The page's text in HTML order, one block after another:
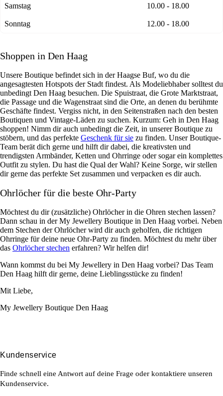
Samstag 10.00 - 18.00
Sonntag 12.00 - 18.00
Shoppen in Den Haag
Unsere Boutique befindet sich in der Haagse Buf, wo du die
angesagtesten Hotspots der Stadt findest. Als Modeliebhaber solltest du
unbedingt Den Haag besuchen. Die Spuistraat, die Grote Marktstraat,
die Passage und die Wagenstraat sind die Orte, an denen du berühmte
Geschäfte findest. Vergiss nicht, in den Seitenstraßen nach den besten
Boutiquen und Vintage-Läden zu suchen. Kurzum: Geh in Den Haag
shoppen! Nimm dir auch unbedingt die Zeit, in unserer Boutique zu
stöbern, und das perfekte Geschenk für sie zu finden. Unser Boutique-
Team berät dich gerne und hilft dir dabei, die kreativsten und
trendigsten Armbänder, Ketten und Ohrringe oder sogar ein komplettes
Outfit zu stylen. Du hast die Qual der Wahl? Keine Sorge, wir stellen
dir gerne das perfekte Set zusammen und verpacken es dir auch.
Ohrlöcher für die beste Ohr-Party
Möchtest du dir (zusätzliche) Ohrlöcher in die Ohren stechen lassen?
Dann schau in der My Jewellery Boutique in Den Haag vorbei. Neben
dem Stechen der Ohrlöcher wird dir auch geholfen, die richtigen
Ohrringe für deine neue Ohr-Party zu finden. Möchtest du mehr über
das Ohrlöcher stechen erfahren? Wir helfen dir!
Wann kommst du bei My Jewellery in Den Haag vorbei? Das Team
Den Haag hilft dir gerne, deine Lieblingsstücke zu finden!
Mit Liebe,
My Jewellery Boutique Den Haag
Kundenservice
Finde schnell eine Antwort auf deine Frage oder kontaktiere unseren
Kundenservice.